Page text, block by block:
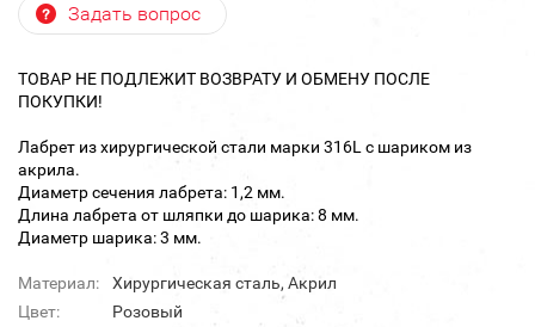
Задать вопрос
ТОВАР НЕ ПОДЛЕЖИТ ВОЗВРАТУ И ОБМЕНУ ПОСЛЕ
ПОКУПКИ!
Лабрет из хирургической стали марки 316L с шариком из
акрила.
Диаметр сечения лабрета: 1,2 мм.
Длина лабрета от шляпки до шарика: 8 мм.
Диаметр шарика: 3 мм.
Материал:
Хирургическая сталь, Акрил
Цвет:
Розовый